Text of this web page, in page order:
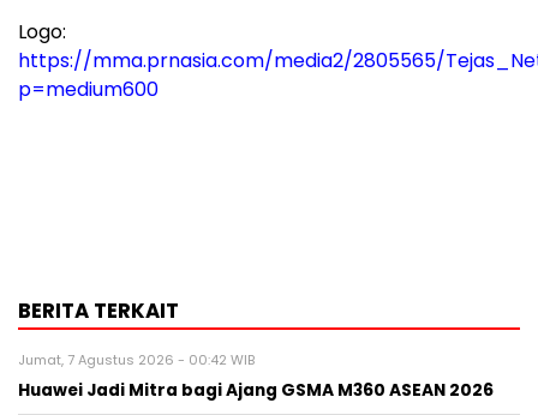
Logo:
https://mma.prnasia.com/media2/2805565/
p=medium600
BERITA TERKAIT
Jumat, 7 Agustus 2026 - 00:42 WIB
Huawei Jadi Mitra bagi Ajang GSMA M360 ASEAN 2026